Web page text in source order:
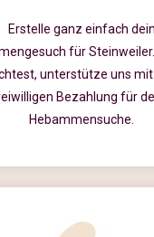
Erstelle ganz einfach dein
für
unterstütze uns
Bezahlung für
Hebammensuche.